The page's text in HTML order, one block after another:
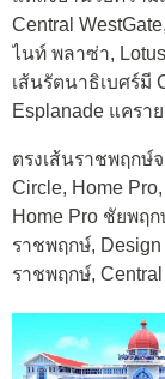
Central
ไนท์ พลาซ่า,
เส้นรัตนาธิเบศร์มี
Esplanade แครา
ตรงเส้นราชพฤกษ์
Circle, Home
Home Pro ชัยพฤก
ราชพฤกษ์,
ราชพฤกษ์,